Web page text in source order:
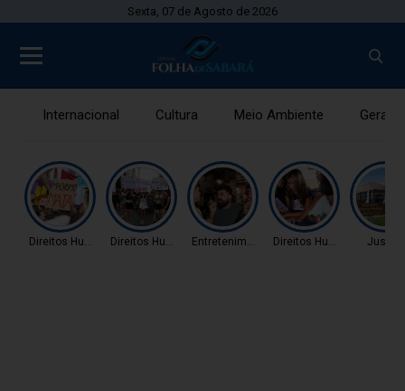
Sexta, 07 de Agosto de 2026
Internacional Cultura Meio Ambiente Gerais
Direitos HumanosDireitos HumanosEntretenimento Direitos Humanos Justiça